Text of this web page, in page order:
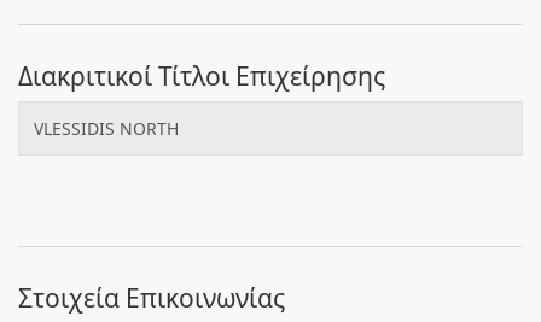
Διακριτικοί Τίτλοι Επιχείρησης
VLESSIDIS NORTH
Στοιχεία Επικοινωνίας